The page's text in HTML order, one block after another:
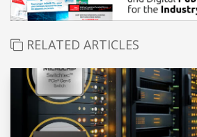
RELATED ARTICLES